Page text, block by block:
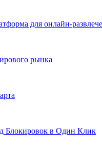
для онлайн-
рынка
Блокировок в Один Клик